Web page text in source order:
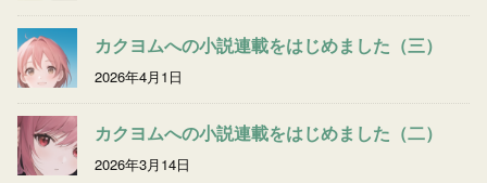
カクヨムへの小説連載をはじめました（三）
2026年4月1日
カクヨムへの小説連載をはじめました（二）
2026年3月14日